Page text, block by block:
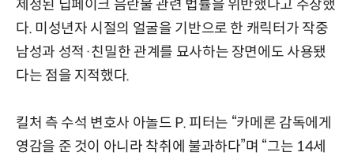
제정된 딥페이크 음란물 관련 법률을 위반했다고 주장했
다. 미성년자 시절의 얼굴을 기반으로 한 캐릭터가 작중
남성과 성적·친밀한 관계를 묘사하는 장면에도 사용됐
다는 점을 지적했다.
킬처 측 수석 변호사 아놀드 P. 피터는 “카메론 감독에게
영감을 준 것이 아니라 착취에 불과하다”며 “그는 14세